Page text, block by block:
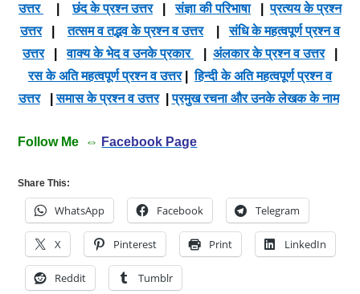
उत्तर
|छंद के प्रश्न उत्तर|संज्ञा की परिभाषा|प्रत्यय के प्रश्न
उत्तर|तत्सम व तद्भव के प्रश्न व उत्तर|संधि के महत्वपूर्ण प्रश्न व
उत्तर|वाक्य के भेद व उनके प्रकार अंलकार के प्रश्न व उत्तर|
रस के अति महत्वपूर्ण प्रश्न व उत्तर|हिन्दी के अति महत्वपूर्ण प्रश्न व
उत्तर|समास के प्रश्न व उत्तर|प्रमुख रचना और उनके लेखक के नाम
Follow Me ⇔ Facebook Page
Share This:
WhatsApp Facebook Telegram
X Pinterest Print LinkedIn
Reddit Tumblr